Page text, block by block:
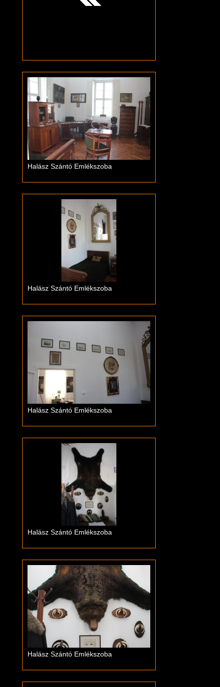
Halász Szántó Emlékszoba
Halász Szántó Emlékszoba
Halász Szántó Emlékszoba
Halász Szántó Emlékszoba
Halász Szántó Emlékszoba